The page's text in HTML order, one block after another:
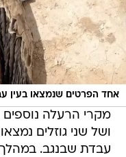
אחד הפרטים שנמצאו בעין
מקרי הרעלה
ושל שני גוזלים
עבדת שבנגב.